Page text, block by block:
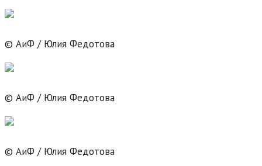
© АиФ / Юлия Федотова
© АиФ / Юлия Федотова
© АиФ / Юлия Федотова